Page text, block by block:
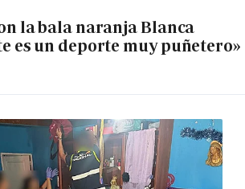
la bala naranja Blanca
es un deporte muy puñetero»